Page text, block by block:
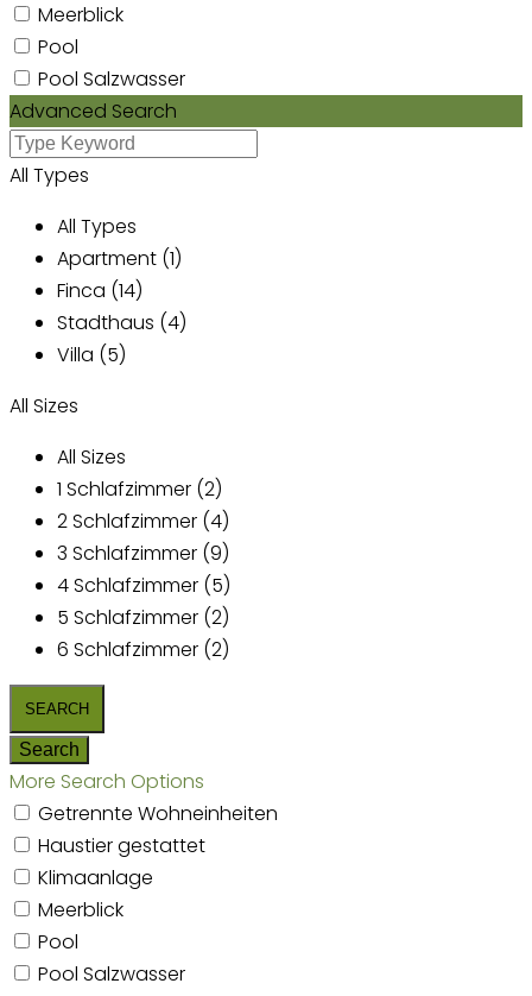
Meerblick
Pool
Pool Salzwasser
Advanced Search
All Types
All Types
Apartment (1)
Finca (14)
Stadthaus (4)
Villa (5)
All Sizes
All Sizes
1 Schlafzimmer (2)
2 Schlafzimmer (4)
3 Schlafzimmer (9)
4 Schlafzimmer (5)
5 Schlafzimmer (2)
6 Schlafzimmer (2)
More Search Options
Getrennte Wohneinheiten
Haustier gestattet
Klimaanlage
Meerblick
Pool
Pool Salzwasser